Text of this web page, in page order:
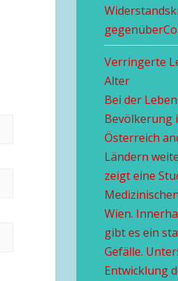
Verringerte
Alter
Bei der
Bevölkerung
Österreich
Ländern
zeigt eine
Wien.
gibt es ein
Gefälle.
Entwicklung